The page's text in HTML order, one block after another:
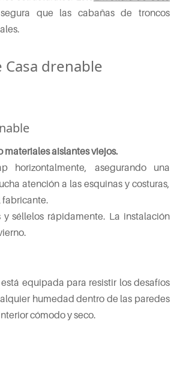
que las cabañas de troncos
drenable
materiales aislantes viejos.
horizontalmente, asegurando una
atención a las esquinas y costuras,
fabricante.
séllelos rápidamente. La instalación
equipada para resistir los desafíos
humedad dentro de las paredes
cómodo y seco.